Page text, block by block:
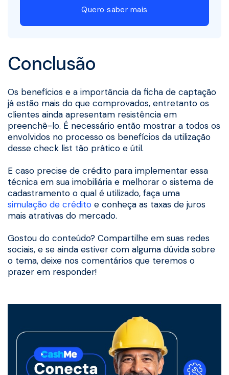
Quero saber mais
Conclusão
Os benefícios e a importância da ficha de captação
já estão mais do que comprovados, entretanto os
clientes ainda apresentam resistência em
preenchê-lo. É necessário então mostrar a todos os
envolvidos no processo os benefícios da utilização
desse check list tão prático e útil.
E caso precise de crédito para implementar essa
técnica em sua imobiliária e melhorar o sistema de
cadastramento o qual é utilizado, faça uma
simulação de crédito e conheça as taxas de juros
mais atrativas do mercado.
Gostou do conteúdo? Compartilhe em suas redes
sociais, e se ainda estiver com alguma dúvida sobre
o tema, deixe nos comentários que teremos o
prazer em responder!